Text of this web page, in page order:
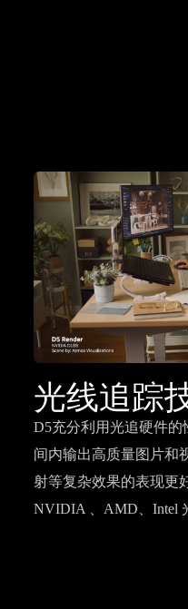
光线追踪
D5充分利用光追硬件
间内输出高质量图片和
射等复杂效果的表现更
NVIDIA 、AMD、Intel